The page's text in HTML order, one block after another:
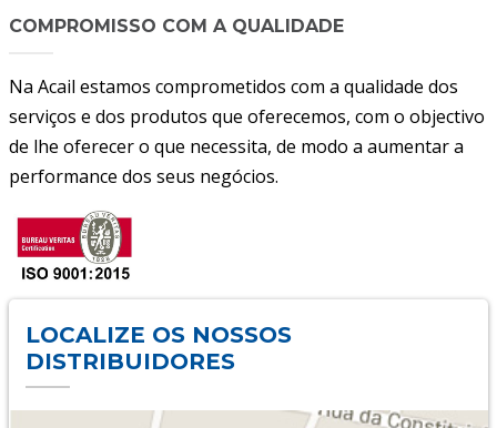
COMPROMISSO COM A QUALIDADE
Na Acail estamos comprometidos com a qualidade dos
serviços e dos produtos que oferecemos, com o objectivo
de lhe oferecer o que necessita, de modo a aumentar a
performance dos seus negócios.
LOCALIZE OS NOSSOS
DISTRIBUIDORES